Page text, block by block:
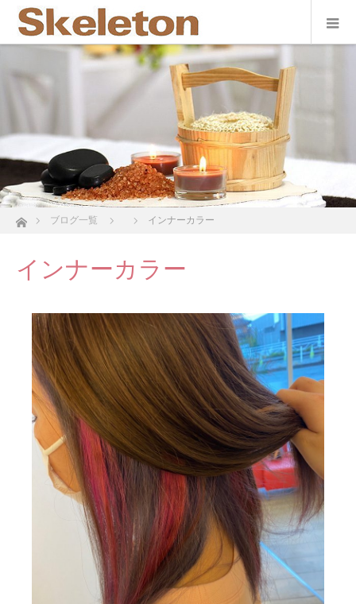
ホームブログ一覧 インナーカラー
インナーカラー